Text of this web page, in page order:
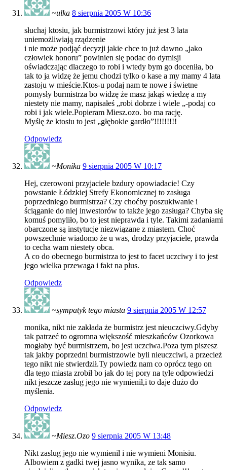
~ulka 8 sierpnia 2005 W 10:36
słuchaj ktosiu, jak burmistrzowi który już jest 3 lata
uniemożliwiają rządzenie
i nie może podjąć decyzji jakie chce to już dawno „jako
człowiek honoru” powinien się podac do dymisji
oświadczając dlaczego to robi i wtedy bym go doceniła, bo
tak to ja widzę że jemu chodzi tylko o kase a my mamy 4 lata
zastoju w mieście.Ktos-u podaj nam te nowe i świetne
pomysły burmistrza bo widzę że masz jakąś wiedzę a my
niestety nie mamy, napisałeś „robi dobrze i wiele „-podaj co
robi i jak wiele.Popieram Miesz.ozo. bo ma rację.
Myślę że ktosiu to jest „głębokie gardło”!!!!!!!!!
Odpowiedz
~Monika 9 sierpnia 2005 W 10:17
Hej, czerowoni przyjaciele bzdury opowiadacie! Czy
powstanie Łódzkiej Strefy Ekonomicznej to zasługa
poprzedniego burmistrza? Czy choćby poszukiwanie i
ściąganie do niej inwestorów to także jego zasługa? Chyba się
komuś pomyliło, bo to jest nieprawda i tyle. Takimi zadaniami
obarczone są instytucje niezwiązane z miastem. Choć
powszechnie wiadomo że u was, drodzy przyjaciele, prawda
to cecha wam niestety obca.
A co do obecnego burmistrza to jest to facet uczciwy i to jest
jego wielka przewaga i fakt na plus.
Odpowiedz
~sympatyk tego miasta 9 sierpnia 2005 W 12:57
monika, nikt nie zakłada że burmistrz jest nieuczciwy.Gdyby
tak patrzeć to ogromna większość mieszkańców Ozorkowa
mogłaby być burmistrzem, bo jest uczciwa.Poza tym piszesz
tak jakby poprzedni burmistrzowie byli nieuczciwi, a przecież
tego nikt nie stwierdził.Ty powiedz nam co oprócz tego on
dla tego miasta zrobił bo jak do tej pory na tyle odpowiedzi
nikt jeszcze zasług jego nie wymienił,i to daje dużo do
myślenia.
Odpowiedz
~Miesz.Ozo 9 sierpnia 2005 W 13:48
Nikt zaslug jego nie wymienil i nie wymieni Monisiu.
Albowiem z gadki twej jasno wynika, ze tak samo